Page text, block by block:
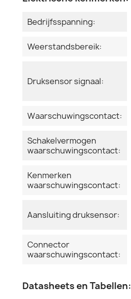
Bedrijfsspanning:
Weerstandsbereik:
Druksensor signaal:
Waarschuwingscontact:
Schakelvermogen
waarschuwingscontact:
Kenmerken
waarschuwingscontact:
Aansluiting druksensor:
Connector
waarschuwingscontact:
Datasheets en Tabellen: